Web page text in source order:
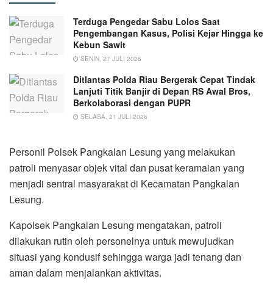
Terduga Pengedar Sabu Lolos Saat
Pengembangan Kasus, Polisi Kejar Hingga ke
Kebun Sawit
SENIN, 27 JULI 2026
Ditlantas Polda Riau Bergerak Cepat Tindak
Lanjuti Titik Banjir di Depan RS Awal Bros,
Berkolaborasi dengan PUPR
SELASA, 21 JULI 2026
Personil Polsek Pangkalan Lesung yang melakukan
patroli menyasar objek vital dan pusat keramaian yang
menjadi sentral masyarakat di Kecamatan Pangkalan
Lesung.
Kapolsek Pangkalan Lesung mengatakan, patroli
dilakukan rutin oleh personelnya untuk mewujudkan
situasi yang kondusif sehingga warga jadi tenang dan
aman dalam menjalankan aktivitas.